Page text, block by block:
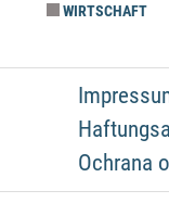
WIRTSCHAFT
Ochrana